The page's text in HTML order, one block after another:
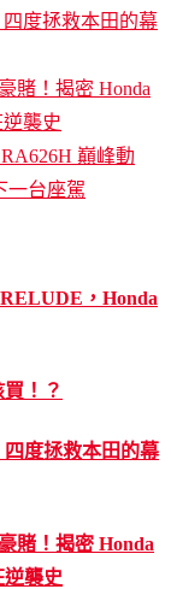
四度拯救本田的幕
賭！揭密 Honda
襲史
巔峰動
一台座駕
，Honda
！？
四度拯救本田的幕
賭！揭密 Honda
襲史